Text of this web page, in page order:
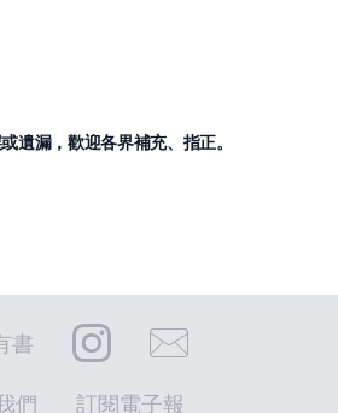
遺漏，歡迎各界補充、指正。
書
們 訂閱電子報